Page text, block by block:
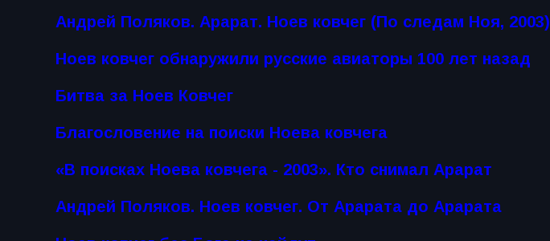
Андрей Поляков. Арарат. Ноев ковчег (По следам Ноя, 2003)
Ноев ковчег обнаружили русские авиаторы 100 лет назад
Битва за Ноев Ковчег
Благословение на поиски Ноева ковчега
«В поисках Ноева ковчега - 2003». Кто снимал Арарат
Андрей Поляков. Ноев ковчег. От Арарата до Арарата